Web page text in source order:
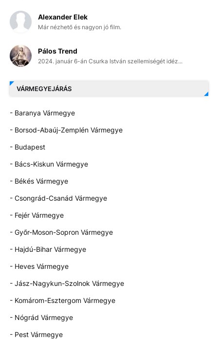
Alexander Elek
Már nézhető és nagyon jó film.
Pálos Trend
2024. január 6-án Csurka István szellemiségét idéz...
VÁRMEGYEJÁRÁS
- Baranya Vármegye
- Borsod-Abaúj-Zemplén Vármegye
- Budapest
- Bács-Kiskun Vármegye
- Békés Vármegye
- Csongrád-Csanád Vármegye
- Fejér Vármegye
- Győr-Moson-Sopron Vármegye
- Hajdú-Bihar Vármegye
- Heves Vármegye
- Jász-Nagykun-Szolnok Vármegye
- Komárom-Esztergom Vármegye
- Nógrád Vármegye
- Pest Vármegye